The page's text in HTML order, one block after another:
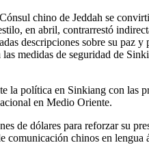
chino de Jeddah se
en abril, contrarrestó
descripciones sobre su paz
medidas de seguridad de
la política en Sinkiang con las
en Medio Oriente.
de dólares para reforzar su
comunicación chinos en